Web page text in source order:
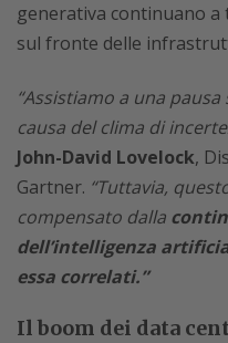
generativa continuano
sul fronte delle
“Assistiamo a una
causa del clima di
John-David Lovelock,
Gartner. “Tuttavia,
compensato dalla
dell’intelligenza
essa correlati.”
Il boom dei data